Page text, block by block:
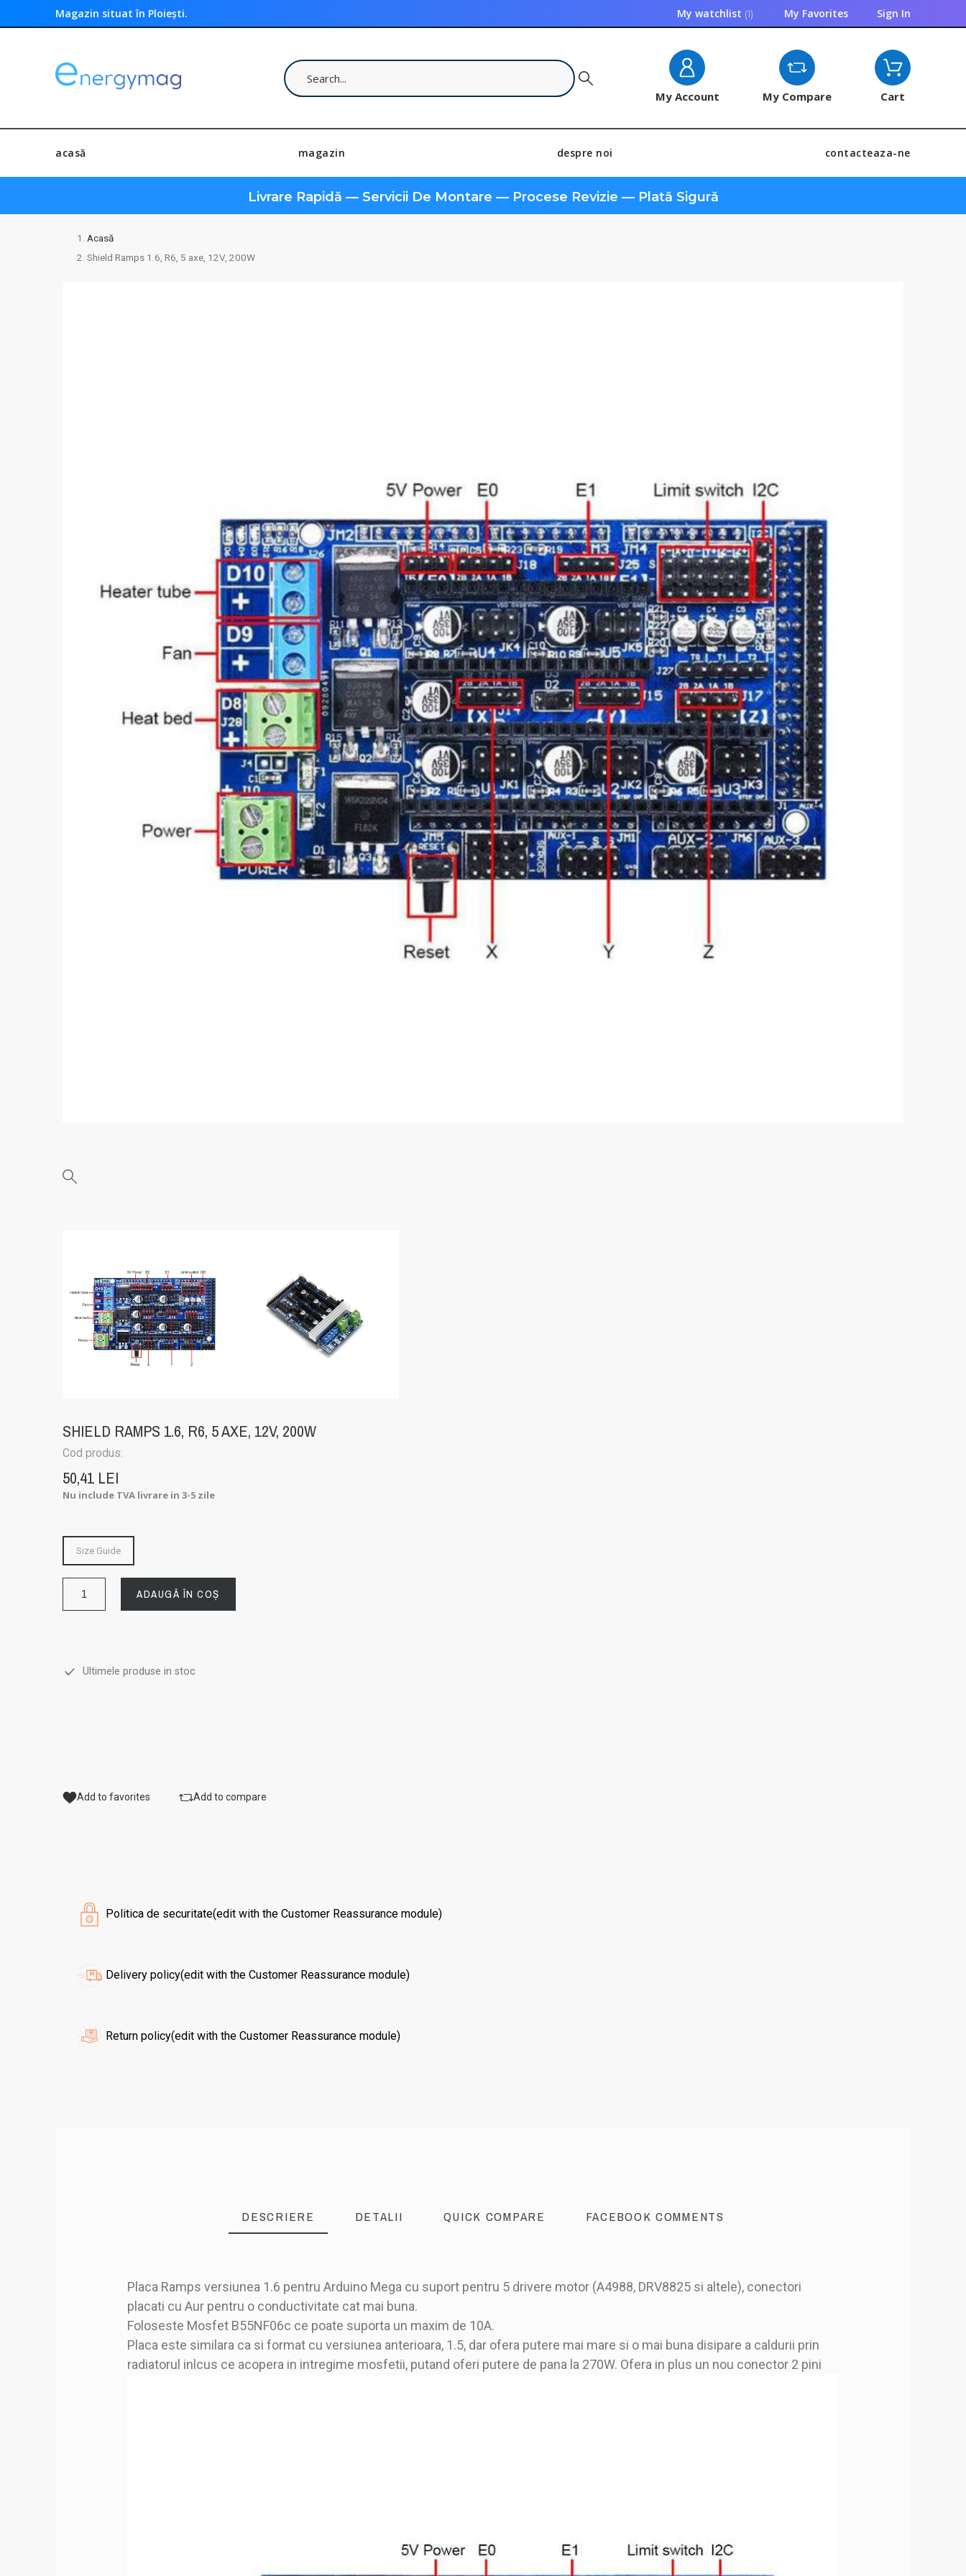
Magazin situat în Ploiești. My watchlist 1 My Favorites Sign In
My Account My Compare Cart
acasă magazin despre noi contacteaza-ne
Livrare Rapidă — Servicii De Montare — Procese Revizie — Plată Sigură
Acasă
Shield Ramps 1.6, R6, 5 axe, 12V, 200W
SHIELD RAMPS 1.6, R6, 5 AXE, 12V, 200W
Cod produs:
50,41 LEI
Nu include TVA livrare in 3-5 zile
Size Guide
ADAUGĂ ÎN COȘ
Ultimele produse in stoc
Add to favorites Add to compare
Politica de securitate(edit with the Customer Reassurance module)
Delivery policy(edit with the Customer Reassurance module)
Return policy(edit with the Customer Reassurance module)
DESCRIERE DETALII QUICK COMPARE FACEBOOK COMMENTS
Placa Ramps versiunea 1.6 pentru Arduino Mega cu suport pentru 5 drivere motor (A4988, DRV8825 si altele), conectori
placati cu Aur pentru o conductivitate cat mai buna.
Foloseste Mosfet B55NF06c ce poate suporta un maxim de 10A.
Placa este similara ca si format cu versiunea anterioara, 1.5, dar ofera putere mai mare si o mai buna disipare a caldurii prin
radiatorul inlcus ce acopera in intregime mosfetii, putand oferi putere de pana la 270W. Ofera in plus un nou conector 2 pini